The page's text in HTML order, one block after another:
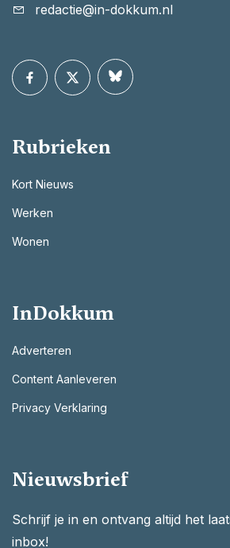
redactie@in-dokkum.nl
Rubrieken
Kort Nieuws
Werken
Wonen
InDokkum
Adverteren
Content Aanleveren
Privacy Verklaring
Nieuwsbrief
Schrijf je in en ontvang altijd het
inbox!